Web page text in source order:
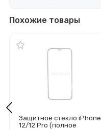
Похожие товары
Защитное стекло iPhone
12/12 Pro (полное